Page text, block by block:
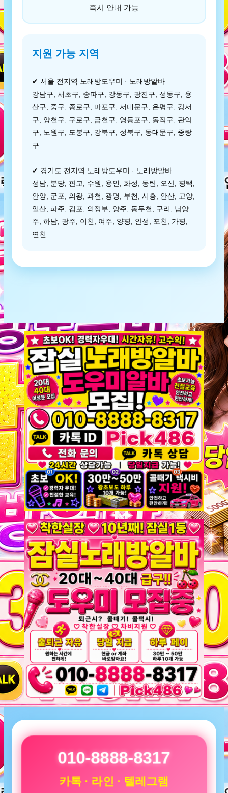
즉시 안내 가능
지원 가능 지역
✔ 서울 전지역 노래방도우미 · 노래방알바
강남구, 서초구, 송파구, 강동구, 광진구, 성동구, 용
산구, 중구, 종로구, 마포구, 서대문구, 은평구, 강서
구, 양천구, 구로구, 금천구, 영등포구, 동작구, 관악
구, 노원구, 도봉구, 강북구, 성북구, 동대문구, 중랑
구
✔ 경기도 전지역 노래방도우미 · 노래방알바
성남, 분당, 판교, 수원, 용인, 화성, 동탄, 오산, 평택,
안양, 군포, 의왕, 과천, 광명, 부천, 시흥, 안산, 고양,
일산, 파주, 김포, 의정부, 양주, 동두천, 구리, 남양
주, 하남, 광주, 이천, 여주, 양평, 안성, 포천, 가평,
연천
010-8888-8317
카톡 · 라인 · 텔레그램